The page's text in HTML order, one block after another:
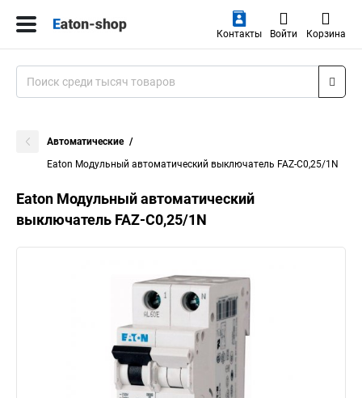
Контакты Войти Корзина
Автоматические
Eaton Модульный автоматический выключатель FAZ-C0,25/1N
Eaton Модульный автоматический
выключатель FAZ-C0,25/1N